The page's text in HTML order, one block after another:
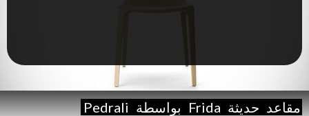
مقاعد حديثة Frida بواسطة Pedrali